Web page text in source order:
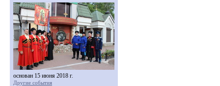
основан 15 июня 2018 г.
Другие события